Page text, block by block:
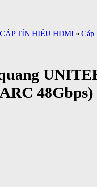
CÁP TÍN HIỆU HDMI » Cáp
48Gbps)